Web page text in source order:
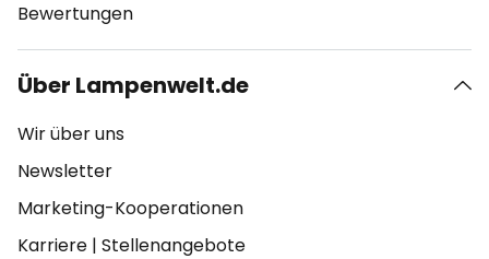
Bewertungen
Über Lampenwelt.de
Wir über uns
Newsletter
Marketing-Kooperationen
Karriere | Stellenangebote